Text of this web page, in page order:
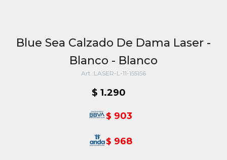
Blue Sea Calzado De Dama Laser -
Blanco - Blanco
LASER-L-11-155156
$ 1.290
$ 903
$ 968